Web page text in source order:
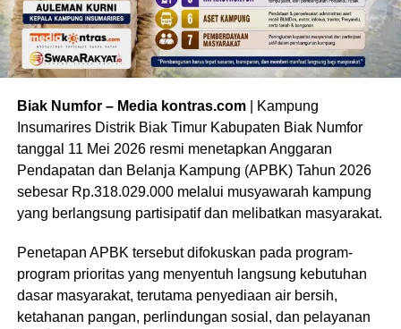
Biak Numfor – Media kontras.com| Kampung
Insumarires Distrik Biak Timur Kabupaten Biak Numfor
tanggal 11 Mei 2026 resmi menetapkan Anggaran
Pendapatan dan Belanja Kampung (APBK) Tahun 2026
sebesar Rp.318.029.000 melalui musyawarah kampung
yang berlangsung partisipatif dan melibatkan masyarakat.
Penetapan APBK tersebut difokuskan pada program-
program prioritas yang menyentuh langsung kebutuhan
dasar masyarakat, terutama penyediaan air bersih,
ketahanan pangan, perlindungan sosial, dan pelayanan